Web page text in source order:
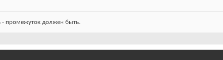
- промежуток должен быть.